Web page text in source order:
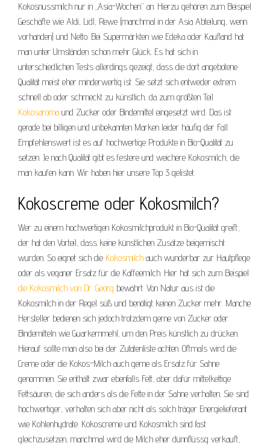
Kokosnussmilch nur in „Asia-Wochen“ an. Hierzu gehören zum Beispiel
Geschäfte wie Aldi, Lidl, Rewe (manchmal in der Asia Abteilung, wenn
vorhanden) und Netto. Bei Supermärkten wie Edeka oder Kaufland hat
man unter Umständen schon mehr Glück. Es hat sich in
unterschiedlichen Tests allerdings gezeigt, dass die dort angebotene
Qualität meist eher minderwertig ist. Sie setzt sich entweder extrem
schnell ab oder schmeckt zu künstlich, da zum größten Teil
Kokosaroma und Zucker oder Bindemittel eingesetzt wird. Das ist
gerade bei billigen und unbekannten Marken leider häufig der Fall.
Empfehlenswert ist es auf hochwertige Produkte in Bio-Qualität zu
setzen. Je nach Qualität gibt es festere und weichere Kokosmilch, die
man kaufen kann. Wir haben hier unsere Top 3 gelistet.
Kokoscreme oder Kokosmilch?
Wer zu einem hochwertigen Kokosmilchprodukt in Bio-Qualität greift,
der hat den Vorteil, dass keine künstlichen Zusätze beigemischt
wurden. So eignet sich die Kokosmilch auch wunderbar zur Hautpflege
oder als veganer Ersatz für die Kaffeemilch. Hier hat sich zum Beispiel
die Kokosmilch von Dr. Georg bewährt. Von Natur aus ist die
Kokosmilch in der Regel süß und benötigt keinen Zucker mehr. Manche
Hersteller bedienen sich jedoch trotzdem gerne von Zucker oder
Bindemitteln wie Guarkernmehl, um den Preis künstlich zu drücken.
Hierauf sollte man also bei der Zutatenliste achten. Oftmals wird die
Creme oder die Kokos-Milch auch gerne als Ersatz für Sahne
genommen. Sie enthält zwar ebenfalls Fett, aber dafür mittelkettige
Fettsäuren, die sich anders als die Fette in der Sahne verhalten. Sie sind
hochwertiger, verhalten sich aber nicht als solch träger Energielieferant
wie Kohlenhydrate. Kokoscreme und Kokosmilch sind fast
gleichzusetzen, manchmal wird die Milch eher dünnflüssg verkauft,